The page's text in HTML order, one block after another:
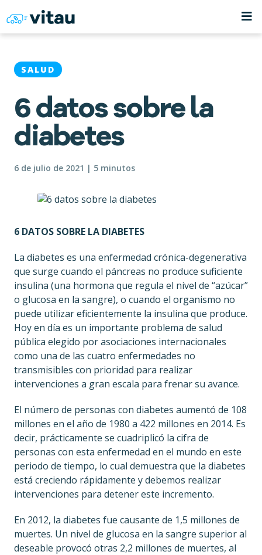
SALUD
6 datos sobre la
diabetes
6 de julio de 2021 | 5 minutos
6 DATOS SOBRE LA DIABETES
La diabetes es una enfermedad crónica-degenerativa
que surge cuando el páncreas no produce suficiente
insulina (una hormona que regula el nivel de “azúcar”
o glucosa en la sangre), o cuando el organismo no
puede utilizar eficientemente la insulina que produce.
Hoy en día es un importante problema de salud
pública elegido por asociaciones internacionales
como una de las cuatro enfermedades no
transmisibles con prioridad para realizar
intervenciones a gran escala para frenar su avance.
El número de personas con diabetes aumentó de 108
millones en el año de 1980 a 422 millones en 2014. Es
decir, prácticamente se cuadriplicó la cifra de
personas con esta enfermedad en el mundo en este
periodo de tiempo, lo cual demuestra que la diabetes
está creciendo rápidamente y debemos realizar
intervenciones para detener este incremento.
En 2012, la diabetes fue causante de 1,5 millones de
muertes. Un nivel de glucosa en la sangre superior al
deseable provocó otras 2,2 millones de muertes, al